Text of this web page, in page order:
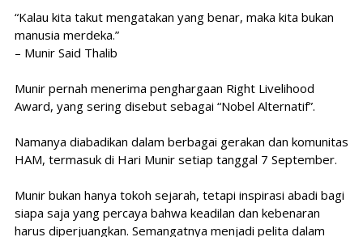
“Kalau kita takut mengatakan yang benar, maka kita bukan
manusia merdeka.”
– Munir Said Thalib
Munir pernah menerima penghargaan Right Livelihood
Award, yang sering disebut sebagai “Nobel Alternatif”.
Namanya diabadikan dalam berbagai gerakan dan komunitas
HAM, termasuk di Hari Munir setiap tanggal 7 September.
Munir bukan hanya tokoh sejarah, tetapi inspirasi abadi bagi
siapa saja yang percaya bahwa keadilan dan kebenaran
harus diperjuangkan. Semangatnya menjadi pelita dalam